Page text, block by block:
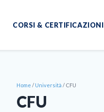
CORSI & CERTIFICAZIONI
Home / Università / CFU
CFU